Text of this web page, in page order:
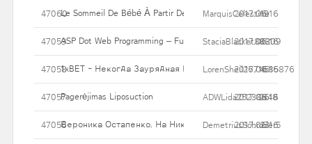
47060Le Sommeil De Bébé À Partir De 15 MoisMarquisCelestine
2017.06.16
19
47059ASP Dot Web Programming – Full ASP Dot Internet Net
StaciaBlacket80209
2017.06.16
88
470581xBET - Некогда Заурядная Букмекерская Контора,
LorenSheil2671685876
2017.06.16
45
47057Pagerėjimas Liposuction ADWLida25238848
2017.06.16
26
47056Вероника Остапенко. На Николайчика Джек-пота Не
DemetriusSchroder5
2017.06.16
23